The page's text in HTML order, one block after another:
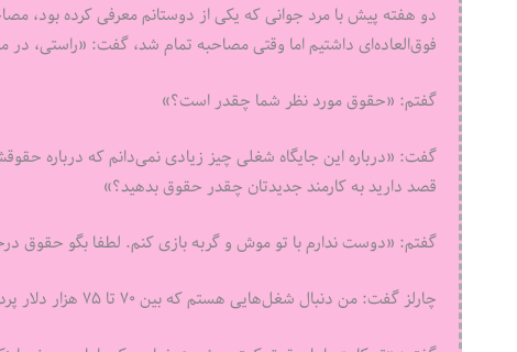
دو هفته پیش با مرد جوانی که یکی از دوستانم معرفی کرده بود،
فوق‌العاده‌ای داشتیم اما وقتی مصاحبه تمام شد، گفت: «راستی،
گفتم: «حقوق مورد نظر شما چقدر است؟»
گفت: «درباره این جایگاه شغلی چیز زیادی نمی‌دانم که درباره
قصد دارید به کارمند جدیدتان چقدر حقوق بدهید؟»
گفتم: «دوست ندارم با تو موش و گربه بازی کنم. لطفا بگو حقوق
چارلز گفت: ‌من دنبال شغل‌هایی هستم که بین ۷۰ تا ۷۵ هزار دلار پرداخت می‌کنند.»